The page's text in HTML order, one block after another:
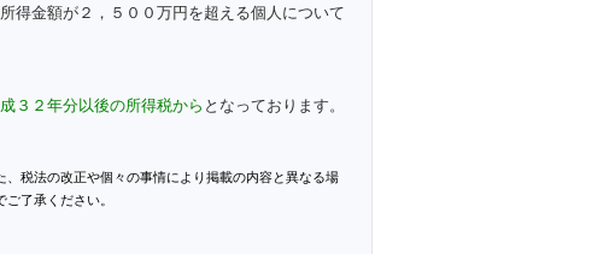
得金額が２，５００万円を超える個人について
３２年分以後の所得税から となっております。
税法の改正や個々の事情により掲載の内容と異なる場
了承ください。